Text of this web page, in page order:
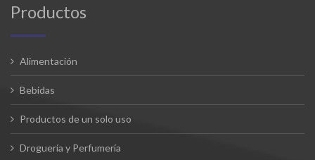
Productos
Alimentación
Bebidas
Productos de un solo uso
Droguería y Perfumería